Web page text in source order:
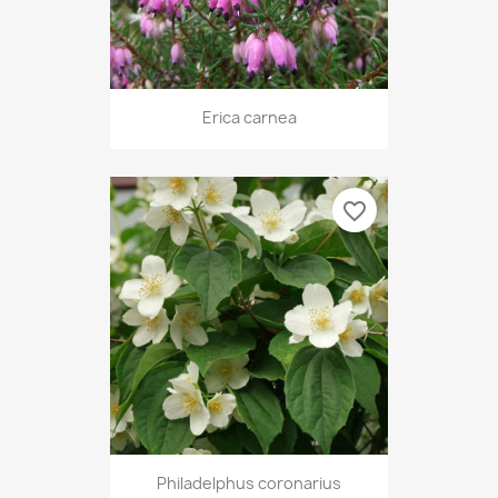
Erica carnea
Philadelphus coronarius
favorite_border